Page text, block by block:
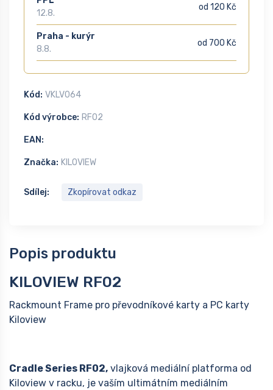
12.8.
od 120 Kč
Praha - kurýr
8.8.
od 700 Kč
Kód: VKLV064
Kód výrobce: RF02
EAN:
Značka: KILOVIEW
Sdílej: Zkopírovat odkaz
Popis produktu
KILOVIEW RF02
Rackmount Frame pro převodníkové karty a PC karty
Kiloview
Cradle Series RF02, vlajková mediální platforma od
Kiloview v racku, je vaším ultimátním mediálním